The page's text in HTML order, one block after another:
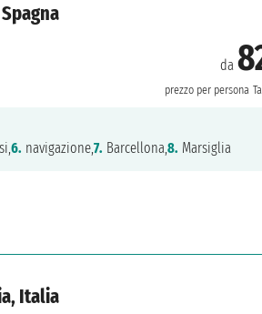
da
prezzo per persona
6. navigazione,7. Barcellona,8. Marsiglia
Italia